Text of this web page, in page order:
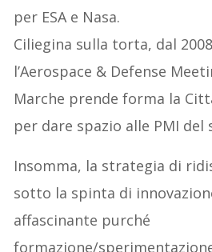
per ESA e Nasa.
Ciliegina sulla torta, dal
l’Aerospace & Defense
Marche prende forma la
per dare spazio alle PMI del
Insomma, la strategia di
sotto la spinta di
affascinante purché
formazione/